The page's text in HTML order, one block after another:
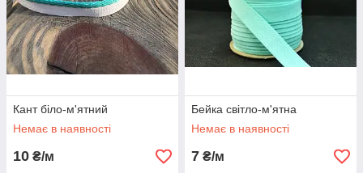
Кант біло-м'ятний
Немає в наявності
10 ₴/м
Бейка світло-м'ятна
Немає в наявності
7 ₴/м